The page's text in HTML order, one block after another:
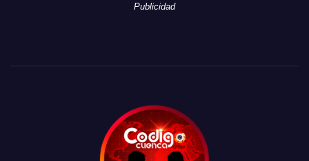
Publicidad